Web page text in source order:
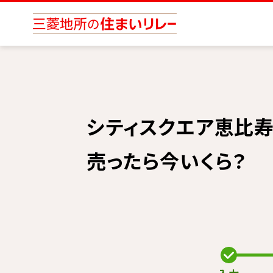
シティスクエア恵比
売ったら今いくら？